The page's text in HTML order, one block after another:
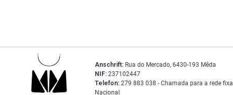
Anschrift:Rua do Mercado, 6430-193 Mêda
NIF:237102447
Telefon:279 883 038 - Chamada para a rede fixa
Nacional